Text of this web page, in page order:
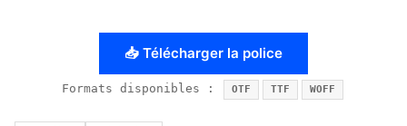
📥 Télécharger la police
Formats disponibles : OTF TTF WOFF